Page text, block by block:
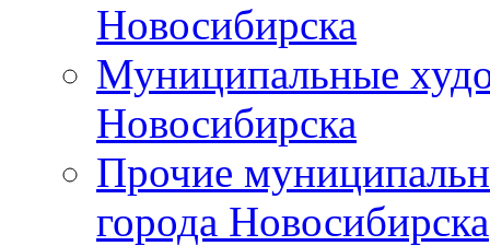
Новосибирска
Муниципальные
Новосибирска
Прочие
города Новосибирска